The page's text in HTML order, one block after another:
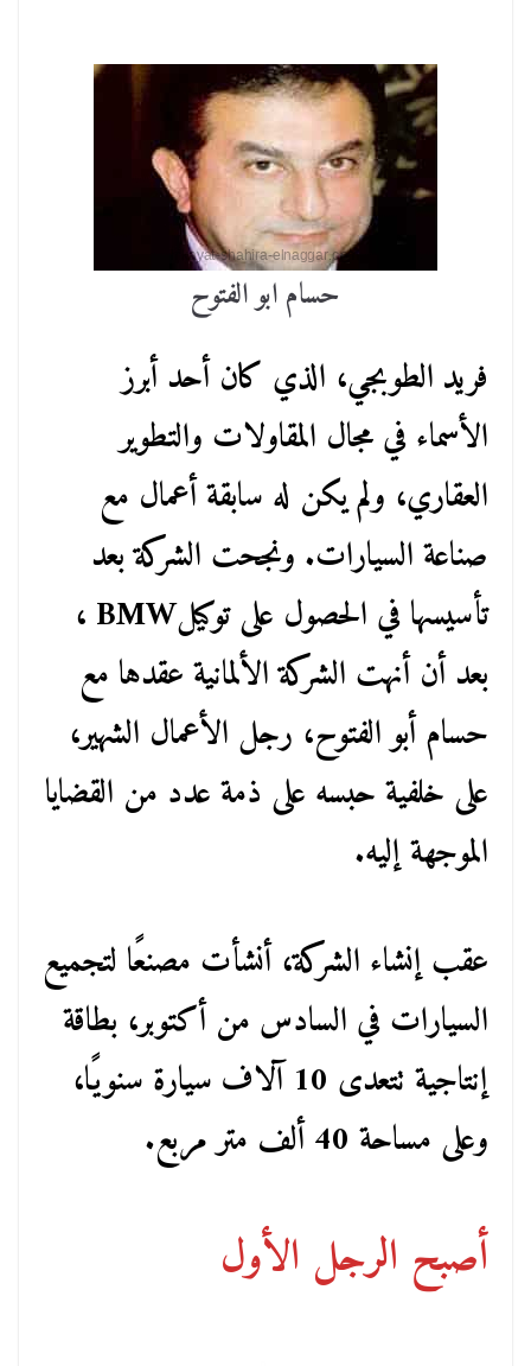
حسام ابو الفتوح
فريد الطوبجي، الذي كان أحد أبرز
الأسماء في مجال المقاولات والتطوير
العقاري، ولم يكن له سابقة أعمال مع
صناعة السيارات. ونجحت الشركة بعد
تأسيسها في الحصول على توكيلBMW ،
بعد أن أنهت الشركة الألمانية عقدها مع
حسام أبو الفتوح، رجل الأعمال الشهير،
على خلفية حبسه على ذمة عدد من القضايا
الموجهة إليه.
عقب إنشاء الشركة، أنشأت مصنعًا لتجميع
السيارات في السادس من أكتوبر، بطاقة
إنتاجية تتعدى 10 آلاف سيارة سنويًا،
وعلى مساحة 40 ألف متر مربع.
أصبح الرجل الأول